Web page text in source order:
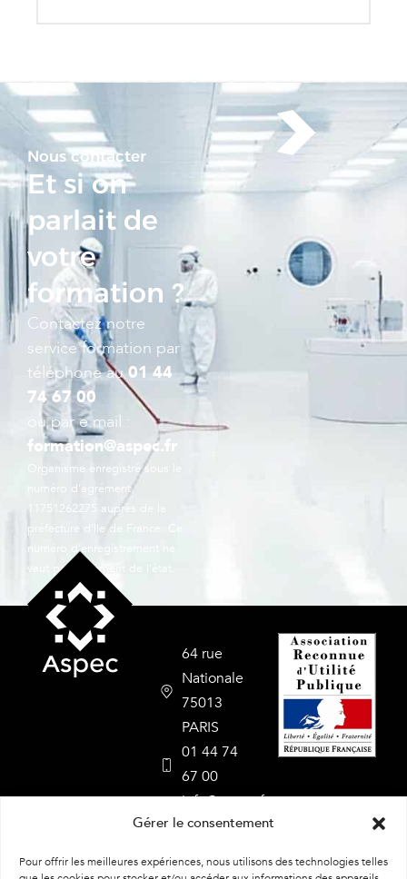
Gérer le consentement
Pour offrir les meilleures expériences, nous utilisons des technologies telles
Nous contacter
Et si on
parlait de
votre
formation ?
Contactez notre
service formation par
téléphone au01 44
74 67 00
ou par e.mail :
formation@aspec.fr
Organisme enregistré sous le
numéro d’agrément
11751262275 auprès de la
préfecture d’Ile de France. Ce
numéro d’enregistrement ne
vaut pas agrément de l’état.
64 rue
Nationale
75013
PARIS
01 44 74
67 00
info@aspec.fr
formations